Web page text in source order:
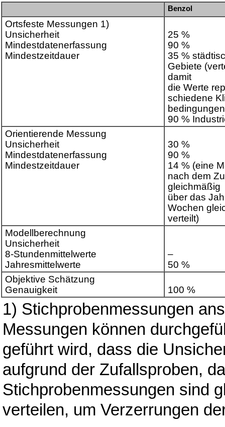
Benzol
Ortsfeste Messungen 1)
Unsicherheit
Mindestdatenerfassung
Mindestzeitdauer
25 %
90 %
35 %
Gebiete
damit
die Werte
schiedene
90 %
Orientierende Messung
Unsicherheit
Mindestdatenerfassung
Mindestzeitdauer
30 %
90 %
14 % (eine
nach dem
gleichmäßig
über das
Wochen
verteilt)
Modellberechnung
Unsicherheit
8-Stundenmittelwerte
Jahresmittelwerte
–
50 %
Objektive Schätzung
Genauigkeit
100 %
1) Stichprobenmessungen
Messungen können
geführt wird, dass die
aufgrund der Zufallsproben,
Stichprobenmessungen sind
verteilen, um Verzerrungen